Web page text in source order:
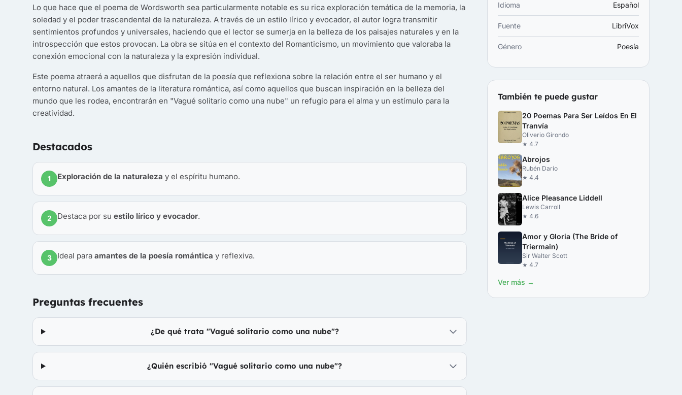
Lo que hace que el poema de Wordsworth sea particularmente notable es su rica exploración temática de la memoria, la
soledad y el poder trascendental de la naturaleza. A través de un estilo lírico y evocador, el autor logra transmitir
sentimientos profundos y universales, haciendo que el lector se sumerja en la belleza de los paisajes naturales y en la
introspección que estos provocan. La obra se sitúa en el contexto del Romanticismo, un movimiento que valoraba la
conexión emocional con la naturaleza y la expresión individual.
Este poema atraerá a aquellos que disfrutan de la poesía que reflexiona sobre la relación entre el ser humano y el
entorno natural. Los amantes de la literatura romántica, así como aquellos que buscan inspiración en la belleza del
mundo que les rodea, encontrarán en "Vagué solitario como una nube" un refugio para el alma y un estímulo para la
creatividad.
Destacados
1 Exploración de la naturaleza y el espíritu humano.
2 Destaca por su estilo lírico y evocador.
3 Ideal para amantes de la poesía romántica y reflexiva.
Preguntas frecuentes
¿De qué trata "Vagué solitario como una nube"?
¿Quién escribió "Vagué solitario como una nube"?
Idioma Español
Fuente LibriVox
Género Poesía
También te puede gustar
20 Poemas Para Ser Leídos En El
Tranvía
Oliverio Girondo
★ 4.7
Abrojos
Rubén Darío
★ 4.4
Alice Pleasance Liddell
Lewis Carroll
★ 4.6
Amor y Gloria (The Bride of
Triermain)
Sir Walter Scott
★ 4.7
Ver más →